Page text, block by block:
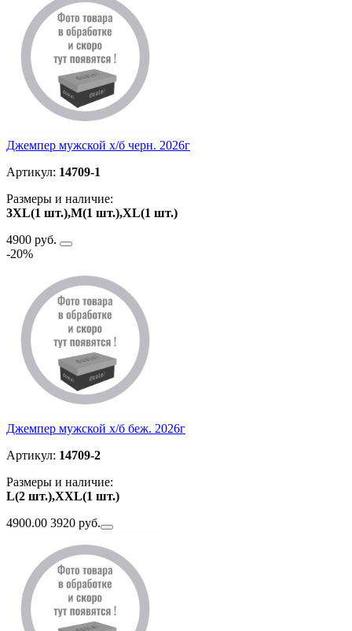
Джемпер мужской х/б черн. 2026г
Артикул: 14709-1
Размеры и наличие:
3XL(1 шт.),M(1 шт.),XL(1 шт.)
4900 руб.
-20%
Джемпер мужской х/б беж. 2026г
Артикул: 14709-2
Размеры и наличие:
L(2 шт.),ХXL(1 шт.)
4900.00 3920 руб.